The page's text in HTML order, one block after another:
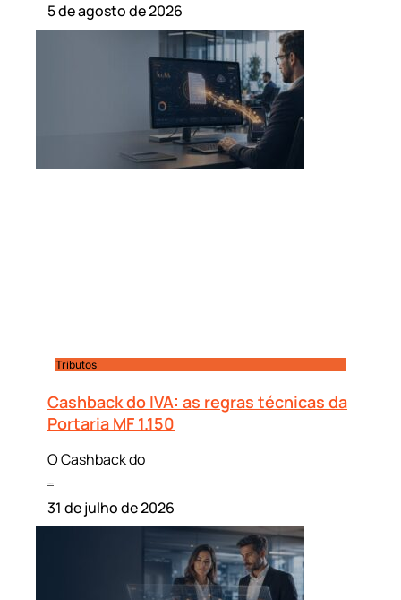
5 de agosto de 2026
Tributos
Cashback do IVA: as regras técnicas da
Portaria MF 1.150
O Cashback do
31 de julho de 2026